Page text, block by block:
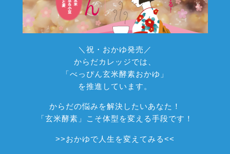
＼祝・おかゆ発売／
からだカレッジでは、
「べっぴん玄米酵素おかゆ」
を推進しています。
からだの悩みを解決したいあなた！
「玄米酵素」こそ体型を変える手段です！
>>おかゆで人生を変えてみる<<